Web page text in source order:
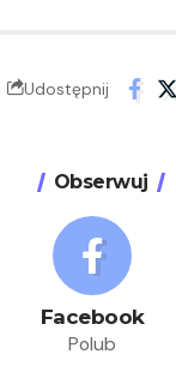
Udostępnij
Obserwuj
Facebook
Polub